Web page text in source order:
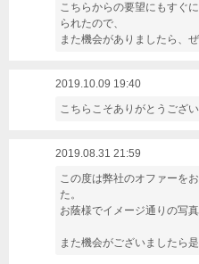
こちらからの要望にもすぐ
られたので、
また機会がありましたら、
2019.10.09 19:40
こちらこそありがとうござい
2019.08.31 21:59
この度は弊社のオファーを
た。
お蔭様でイメージ通りの写
また機会がございましたら